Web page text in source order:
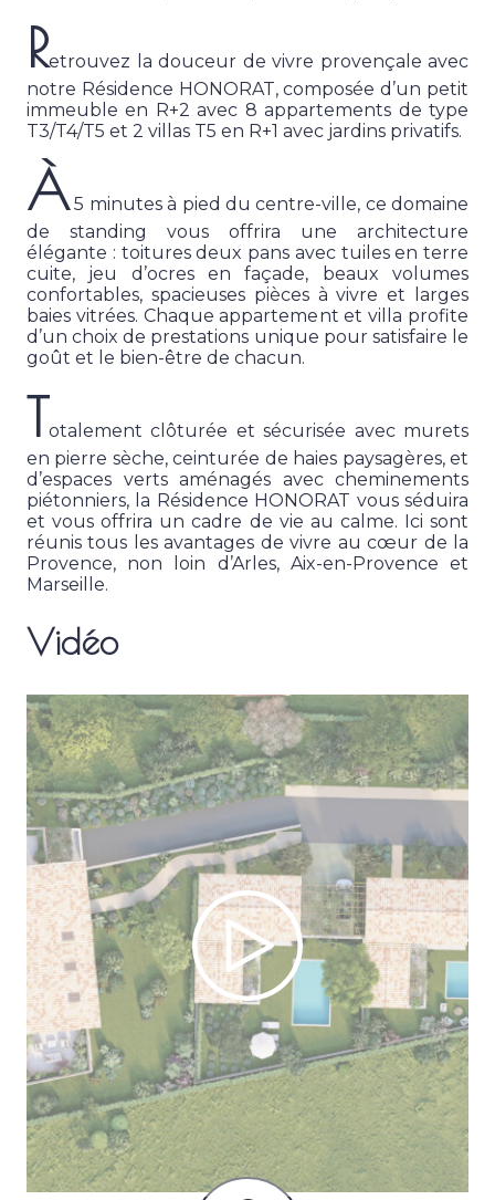
Retrouvez la douceur de vivre provençale avec
notre Résidence HONORAT, composée d’un petit
immeuble en R+2 avec 8 appartements de type
T3/T4/T5 et 2 villas T5 en R+1 avec jardins privatifs.
À5 minutes à pied du centre-ville, ce domaine
de standing vous offrira une architecture
élégante : toitures deux pans avec tuiles en terre
cuite, jeu d’ocres en façade, beaux volumes
confortables, spacieuses pièces à vivre et larges
baies vitrées. Chaque appartement et villa profite
d’un choix de prestations unique pour satisfaire le
goût et le bien-être de chacun.
Totalement clôturée et sécurisée avec murets
en pierre sèche, ceinturée de haies paysagères, et
d’espaces verts aménagés avec cheminements
piétonniers, la Résidence HONORAT vous séduira
et vous offrira un cadre de vie au calme. Ici sont
réunis tous les avantages de vivre au cœur de la
Provence, non loin d’Arles, Aix-en-Provence et
Marseille.
Vidéo